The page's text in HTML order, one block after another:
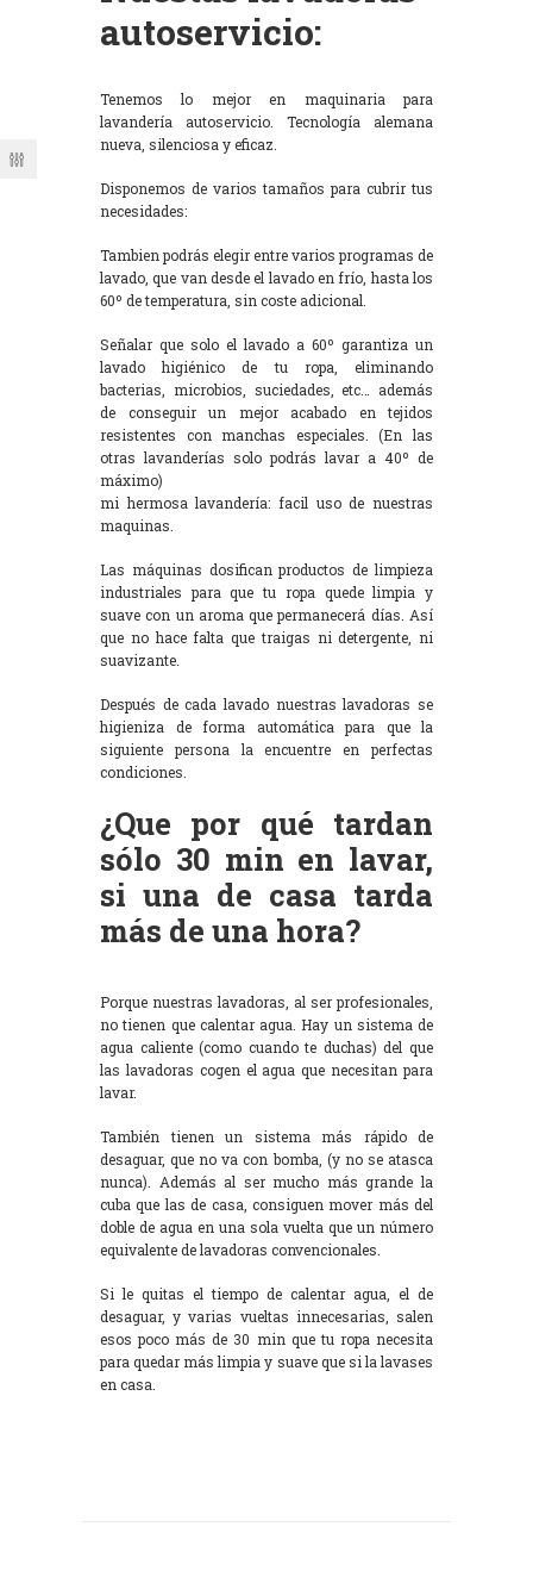
autoservicio:
Tenemos lo mejor en maquinaria para
lavandería autoservicio. Tecnología alemana
nueva, silenciosa y eficaz.
Disponemos de varios tamaños para cubrir tus
necesidades:
Tambien podrás elegir entre varios programas de
lavado, que van desde el lavado en frío, hasta los
60º de temperatura, sin coste adicional.
Señalar que solo el lavado a 60º garantiza un
lavado higiénico de tu ropa, eliminando
bacterias, microbios, suciedades, etc… además
de conseguir un mejor acabado en tejidos
resistentes con manchas especiales. (En las
otras lavanderías solo podrás lavar a 40º de
máximo)
mi hermosa lavandería: facil uso de nuestras
maquinas.
Las máquinas dosifican productos de limpieza
industriales para que tu ropa quede limpia y
suave con un aroma que permanecerá días. Así
que no hace falta que traigas ni detergente, ni
suavizante.
Después de cada lavado nuestras lavadoras se
higieniza de forma automática para que la
siguiente persona la encuentre en perfectas
condiciones.
¿Que por qué tardan
sólo 30 min en lavar,
si una de casa tarda
más de una hora?
Porque nuestras lavadoras, al ser profesionales,
no tienen que calentar agua. Hay un sistema de
agua caliente (como cuando te duchas) del que
las lavadoras cogen el agua que necesitan para
lavar.
También tienen un sistema más rápido de
desaguar, que no va con bomba, (y no se atasca
nunca). Además al ser mucho más grande la
cuba que las de casa, consiguen mover más del
doble de agua en una sola vuelta que un número
equivalente de lavadoras convencionales.
Si le quitas el tiempo de calentar agua, el de
desaguar, y varias vueltas innecesarias, salen
esos poco más de 30 min que tu ropa necesita
para quedar más limpia y suave que si la lavases
en casa.